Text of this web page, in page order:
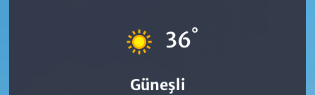
36°
Güneşli